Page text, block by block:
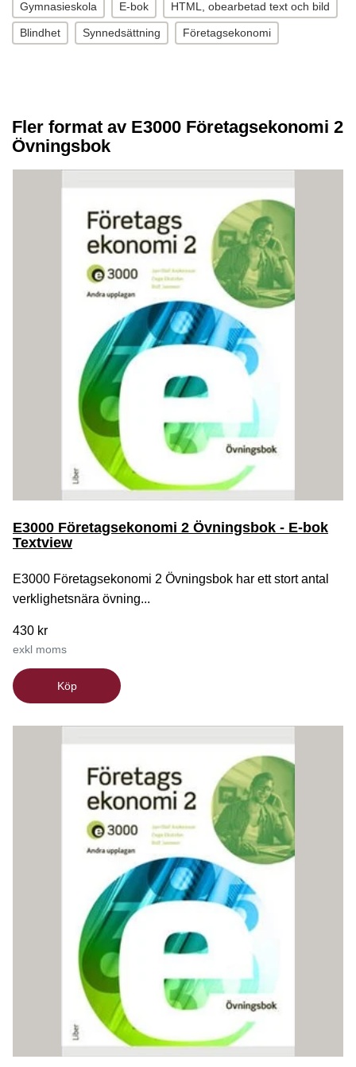
Gymnasieskola E-bok HTML, obearbetad text och bild
Blindhet Synnedsättning Företagsekonomi
Fler format av E3000 Företagsekonomi 2
Övningsbok
E3000 Företagsekonomi 2 Övningsbok - E-bok
Textview
E3000 Företagsekonomi 2 Övningsbok har ett stort antal
verklighetsnära övning...
430 kr
exkl moms
Köp